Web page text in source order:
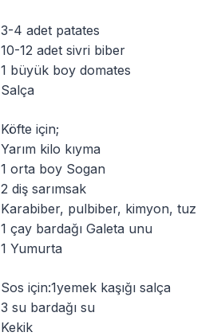
3-4 adet patates
10-12 adet sivri biber
1 büyük boy domates
Salça
Köfte için;
Yarım kilo kıyma
1 orta boy Sogan
2 diş sarımsak
Karabiber, pulbiber, kimyon, tuz
1 çay bardağı Galeta unu
1 Yumurta
Sos için:1yemek kaşığı salça
3 su bardağı su
Kekik